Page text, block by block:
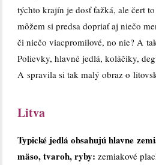
týchto krajín je dosť ťažká, ale čert
môžem si predsa dopriať aj niečo
či niečo viacpromilové, no nie? A
Polievky, hlavné jedlá, koláčiky,
A spravila si tak malý obraz o
Litva
Typické jedlá obsahujú hlavne
mäso, tvaroh, ryby: zemiakové